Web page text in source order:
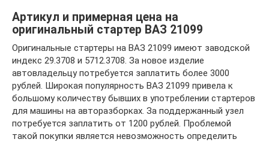
Артикул и примерная цена на
оригинальный стартер ВАЗ 21099
Оригинальные стартеры на ВАЗ 21099 имеют заводской
индекс 29.3708 и 5712.3708. За новое изделие
автовладельцу потребуется заплатить более 3000
рублей. Широкая популярность ВАЗ 21099 привела к
большому количеству бывших в употреблении стартеров
для машины на авторазборках. За поддержанный узел
потребуется заплатить от 1200 рублей. Проблемой
такой покупки является невозможность определить